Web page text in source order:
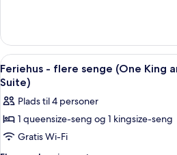
seng
(Suite)
-
queensize-
seng
(Suite)
Indlæs
alle
billeder
af
Feriehus
-
En
4
Feriehus - flere senge (One King
Suite)
Plads til 4 personer
1 queensize-seng og 1 kingsize-seng
Gratis Wi-Fi